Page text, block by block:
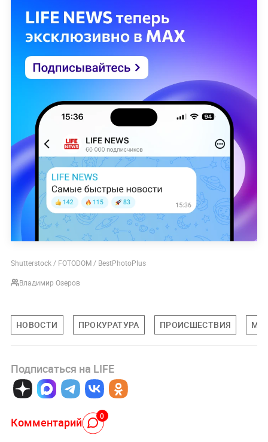
Shutterstock / FOTODOM / BestPhotoPlus
Владимир Озеров
НОВОСТИ ПРОКУРАТУРА ПРОИСШЕСТВИЯ
Подписаться на LIFE
Комментарий 0